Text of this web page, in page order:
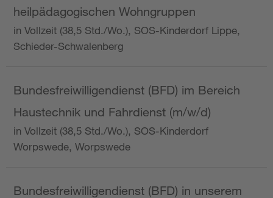
heilpädagogischen Wohngruppen
in Vollzeit (38,5 Std./Wo.), SOS-Kinderdorf Lippe,
Schieder-Schwalenberg
Bundesfreiwilligendienst (BFD) im Bereich
Haustechnik und Fahrdienst (m/w/d)
in Vollzeit (38,5 Std./Wo.), SOS-Kinderdorf
Worpswede, Worpswede
Bundesfreiwilligendienst (BFD) in unserem